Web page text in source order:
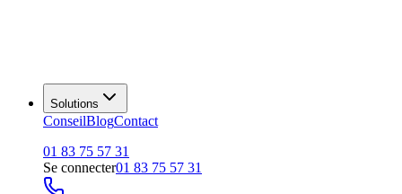
Solutions
ConseilBlogContact
01 83 75 57 31
Se connecter01 83 75 57 31